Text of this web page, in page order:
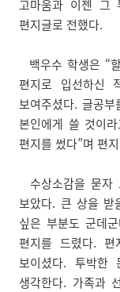
고마움과 이젠 그
편지글로 전했다.
백우수 학생은 “
편지로 입선하신
보여주셨다. 글공
본인에게 쓸 것이
편지를 썼다”며 편
수상소감을 묻자
보았다. 큰 상을 받
싶은 부분도 군데
편지를 드렸다. 편
보이셨다. 투박한
생각한다. 가족과